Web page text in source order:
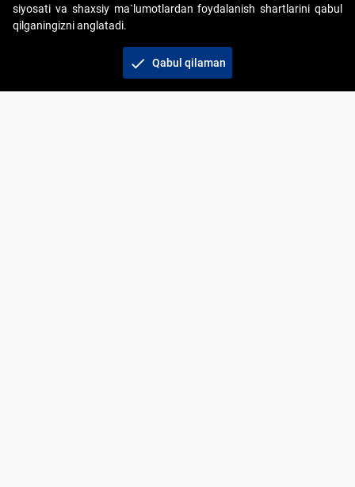
Copyright © 2017-2026. "Elektron onlayn-auksionlarni
tashkil etish" AJ. Barcha huquqlar himoyalangan
siyosati va shaxsiy ma`lumotlardan foydalanish shartlarini qabul
qilganingizni anglatadi.
check Qabul qilaman